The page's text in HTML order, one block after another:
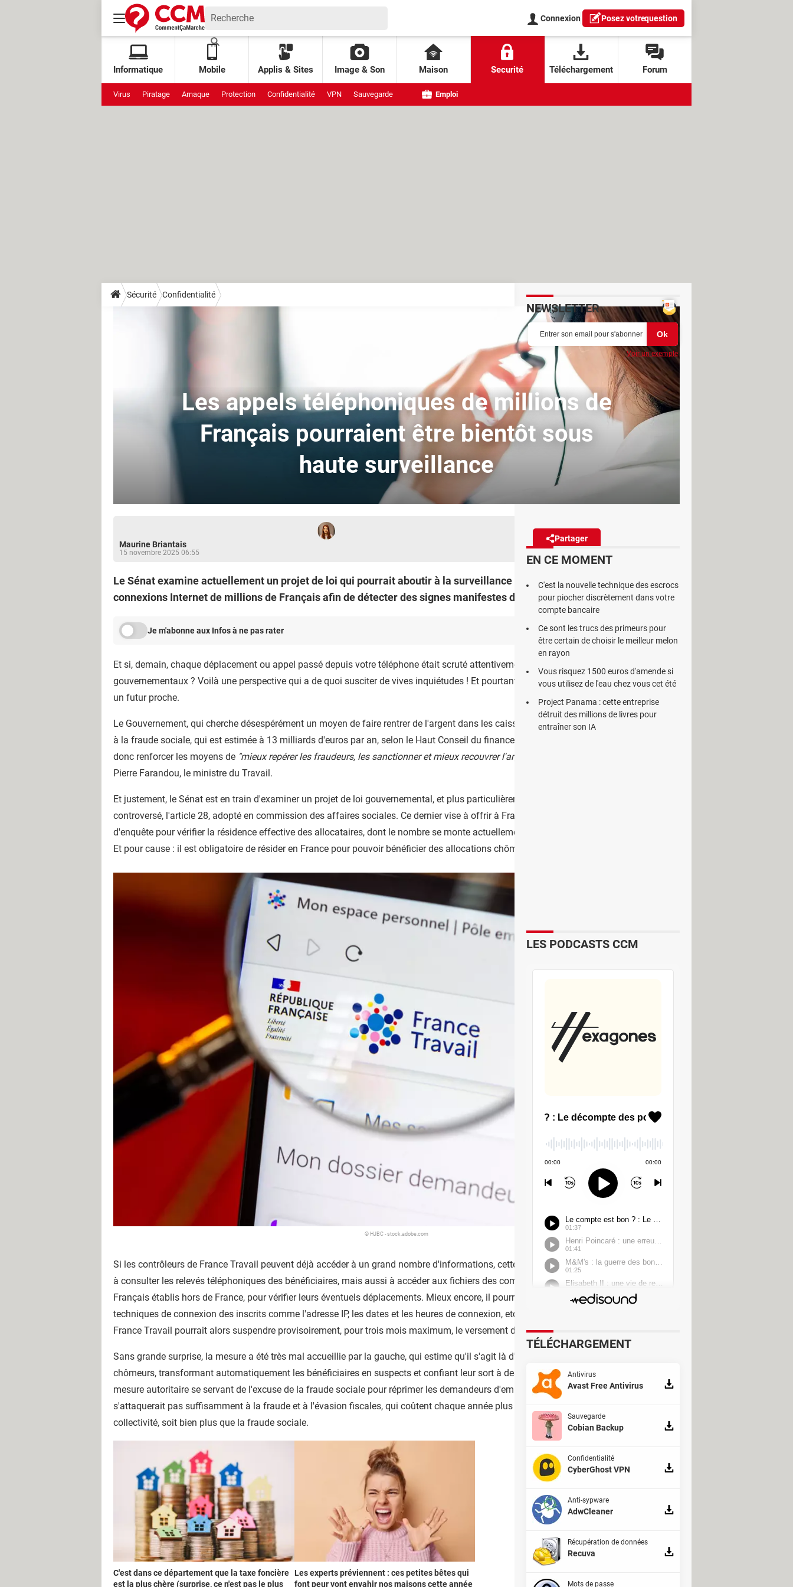
Connexion Posez votrequestion
Informatique Mobile Applis & Sites Image & Son Maison Securité Téléchargement Forum
Virus Piratage Arnaque Protection Confidentialité VPN Sauvegarde Emploi
Sécurité Confidentialité
Les appels téléphoniques de millions de
Français pourraient être bientôt sous
haute surveillance
Maurine Briantais
15 novembre 2025 06:55
Partager
Le Sénat examine actuellement un projet de loi qui pourrait aboutir à la surveillance des relevés téléphoniques et des
connexions Internet de millions de Français afin de détecter des signes manifestes de fraude sociale.
Je m'abonne aux Infos à ne pas rater
Et si, demain, chaque déplacement ou appel passé depuis votre téléphone était scruté attentivement par les organismes
gouvernementaux ? Voilà une perspective qui a de quoi susciter de vives inquiétudes ! Et pourtant, elle pourrait bien devenir réelle dans
un futur proche.
Le Gouvernement, qui cherche désespérément un moyen de faire rentrer de l'argent dans les caisses de l'État, est bien décidé à s'attaquer
à la fraude sociale, qui est estimée à 13 milliards d'euros par an, selon le Haut Conseil du financement de la protection sociale. Il entend
donc renforcer les moyens de "mieux repérer les fraudeurs, les sanctionner et mieux recouvrer l'argent",
Pierre Farandou, le ministre du Travail.
Et justement, le Sénat est en train d'examiner un projet de loi gouvernemental, et plus particulièrement un amendement pour le moins
controversé, l'article 28, adopté en commission des affaires sociales. Ce dernier vise à offrir à France Travail de nouveaux moyens
d'enquête pour vérifier la résidence effective des allocataires, dont le nombre se monte actuellement à quelque 2,4 millions selon l'Insee.
Et pour cause : il est obligatoire de résider en France pour pouvoir bénéficier des allocations chômage.
© HJBC - stock.adobe.com
Si les contrôleurs de France Travail peuvent déjà accéder à un grand nombre d'informations, cette nouvelle loi autoriserait l'organisme
à consulter les relevés téléphoniques des bénéficiaires, mais aussi à accéder aux fichiers des compagnies aériennes et au registre des
Français établis hors de France, pour vérifier leurs éventuels déplacements. Mieux encore, il pourrait également accéder aux données
techniques de connexion des inscrits comme l'adresse IP, les dates et les heures de connexion, etc. En cas d'
France Travail pourrait alors suspendre provisoirement, pour trois mois maximum, le versement des allocations chômage.
Sans grande surprise, la mesure a été très mal accueillie par la gauche, qui estime qu'il s'agit là d'une atteinte à la vie privée des
chômeurs, transformant automatiquement les bénéficiaires en suspects et confiant leur sort à des algorithmes. Ils dénoncent une
mesure autoritaire se servant de l'excuse de la fraude sociale pour réprimer les demandeurs d'emploi. D'autant plus que le projet de loi ne
s'attaquerait pas suffisamment à la fraude et à l'évasion fiscales, qui coûtent chaque année plus de 100 milliards d'euros à la
collectivité, soit bien plus que la fraude sociale.
C'est dans ce département que la taxe foncière
est la plus chère (surprise, ce n'est pas le plus
Les experts préviennent : ces petites bêtes qui
font peur vont envahir nos maisons cette année
NEWSLETTER
Voir un exemple
EN CE MOMENT
C'est la nouvelle technique des escrocs
pour piocher discrètement dans votre
compte bancaire
Ce sont les trucs des primeurs pour
être certain de choisir le meilleur melon
en rayon
Vous risquez 1500 euros d'amende si
vous utilisez de l'eau chez vous cet été
Project Panama : cette entreprise
détruit des millions de livres pour
entraîner son IA
LES PODCASTS CCM
TÉLÉCHARGEMENT
Antivirus
Avast Free Antivirus
Sauvegarde
Cobian Backup
Confidentialité
CyberGhost VPN
Anti-sypware
AdwCleaner
Récupération de données
Recuva
Mots de passe